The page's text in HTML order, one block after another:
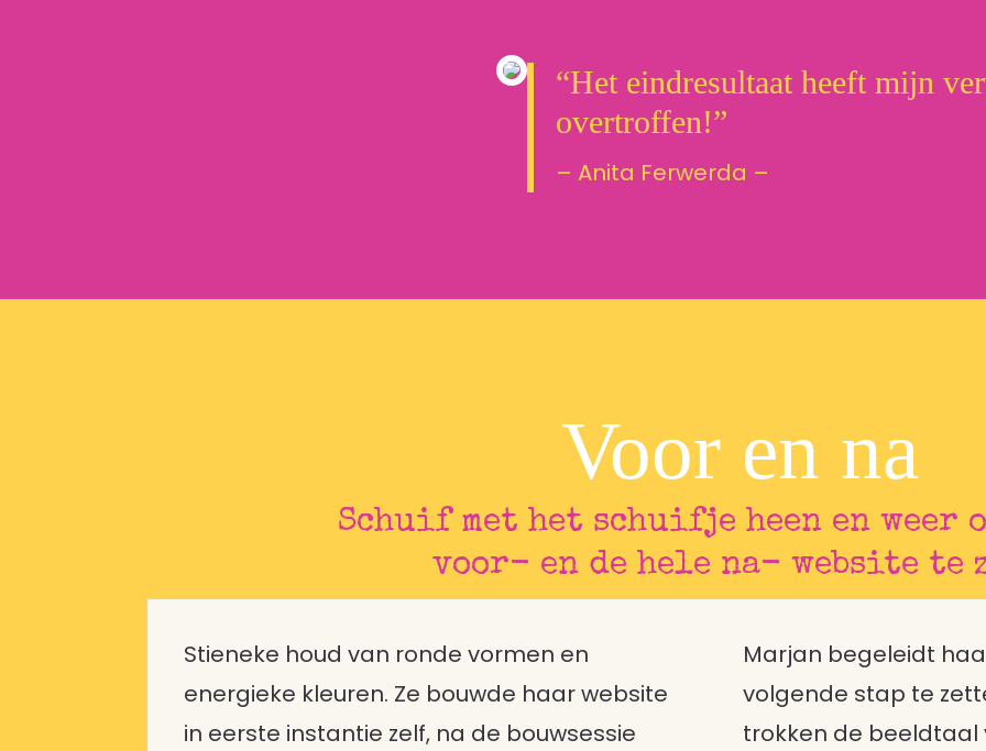
“Het eindresultaat heeft mijn
overtroffen!”
– Anita Ferwerda –
Voor en na
Schuif met het schuifje heen en weer
voor- en de hele na- website te
Stieneke houd van ronde vormen en
energieke kleuren. Ze bouwde haar website
in eerste instantie zelf, na de bouwsessie
Marjan begeleidt
volgende stap te
trokken de beeldtaal